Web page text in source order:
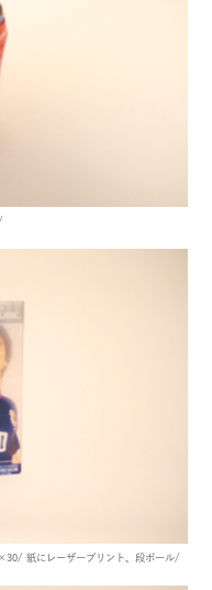
紙にレーザープリント、段ボール/